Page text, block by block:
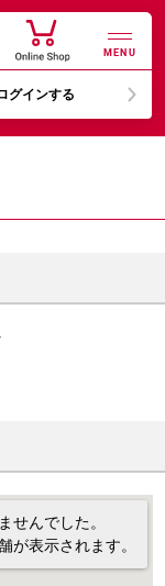
MENU
グインする
せんでした。
が表示されます。